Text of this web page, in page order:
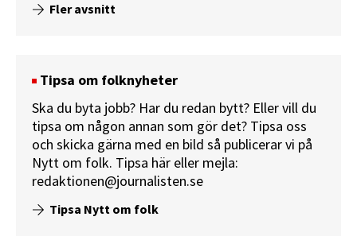
Fler avsnitt
Tipsa om folknyheter
Ska du byta jobb? Har du redan bytt? Eller vill du
tipsa om någon annan som gör det? Tipsa oss
och skicka gärna med en bild så publicerar vi på
Nytt om folk. Tipsa här eller mejla:
redaktionen@journalisten.se
Tipsa Nytt om folk